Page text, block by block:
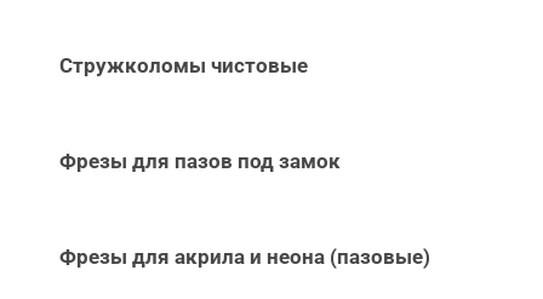
Стружколомы чистовые
Фрезы для пазов под замок
Фрезы для акрила и неона (пазовые)